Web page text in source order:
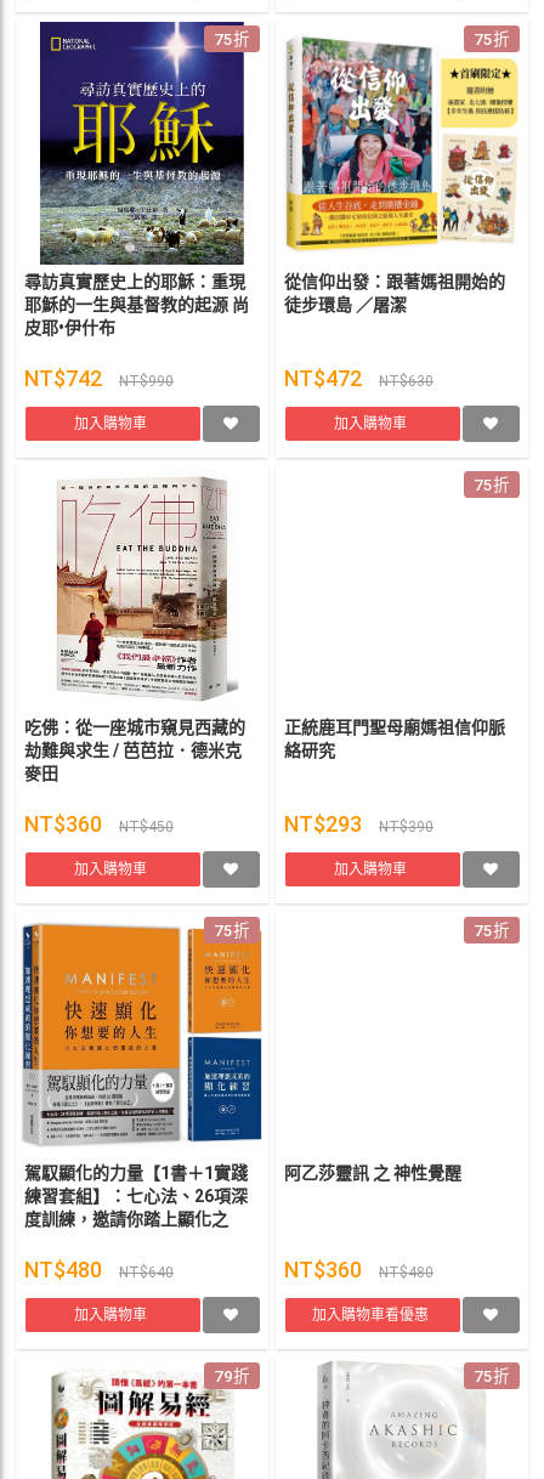
75折
尋訪真實歷史上的耶穌：重現
耶穌的一生與基督教的起源 尚
皮耶•伊什布
NT$742 NT$990
加入購物車
75折
從信仰出發：跟著媽祖開始的
徒步環島 ／屠潔
NT$472 NT$630
加入購物車
吃佛：從一座城市窺見西藏的
劫難與求生 / 芭芭拉．德米克
麥田
NT$360 NT$450
加入購物車
75折
正統鹿耳門聖母廟媽祖信仰脈
絡研究
NT$293 NT$390
加入購物車
75折
駕馭顯化的力量【1書＋1實踐
練習套組】：七心法、26項深
度訓練，邀請你踏上顯化之
和豐盛！ 蘿希．納福斯
NT$480 NT$640
加入購物車
75折
阿乙莎靈訊 之 神性覺醒
NT$360 NT$480
加入購物車看優惠
79折 75折